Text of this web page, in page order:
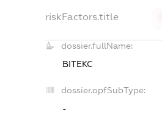
riskFactors.title
dossier.fullName:
ВІТЕКС
dossier.opfSubType:
-